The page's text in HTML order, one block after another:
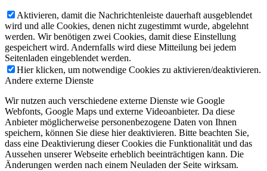
Aktivieren, damit die Nachrichtenleiste dauerhaft ausgeblendet
wird und alle Cookies, denen nicht zugestimmt wurde, abgelehnt
werden. Wir benötigen zwei Cookies, damit diese Einstellung
gespeichert wird. Andernfalls wird diese Mitteilung bei jedem
Seitenladen eingeblendet werden.
Hier klicken, um notwendige Cookies zu aktivieren/deaktivieren.
Andere externe Dienste
Wir nutzen auch verschiedene externe Dienste wie Google
Webfonts, Google Maps und externe Videoanbieter. Da diese
Anbieter möglicherweise personenbezogene Daten von Ihnen
speichern, können Sie diese hier deaktivieren. Bitte beachten Sie,
dass eine Deaktivierung dieser Cookies die Funktionalität und das
Aussehen unserer Webseite erheblich beeinträchtigen kann. Die
Änderungen werden nach einem Neuladen der Seite wirksam.